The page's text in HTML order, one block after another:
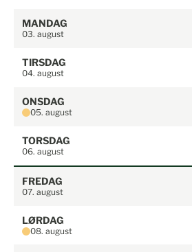
MANDAG
03. august
TIRSDAG
04. august
ONSDAG
05. august
TORSDAG
06. august
FREDAG
07. august
LØRDAG
08. august